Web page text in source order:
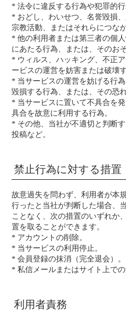
* 法令に違反する行為や犯罪的行
* おどし、わいせつ、名誉毀損
宗教活動、またはそれらにつな
* 他の利用者または第三者の個
にあたる行為、または、そのお
* ウィルス、ハッキング、不正
ービスの運営を妨害または破壊
* 当サービスの運営を妨げる行
毀損する行為、または、その恐
* 当サービスに置いて不具合を
具合を故意に利用する行為。
* その他、当社が不適切と判断
投稿など。
禁止行為に対する措置
故意過失を問わず、利用者が本
行ったと当社が判断した場合、
ことなく、次の措置のいずれか
置を取ることができます。
* アカウントの削除。
* 当サービスの利用停止。
* 会員登録の抹消（完全退会）。
* 私信メールまたはサイト上での
利用者責務